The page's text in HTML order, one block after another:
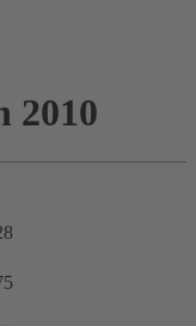
2010